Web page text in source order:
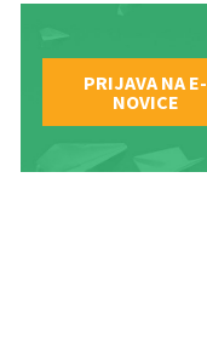
PRIJAVA NA E-
NOVICE